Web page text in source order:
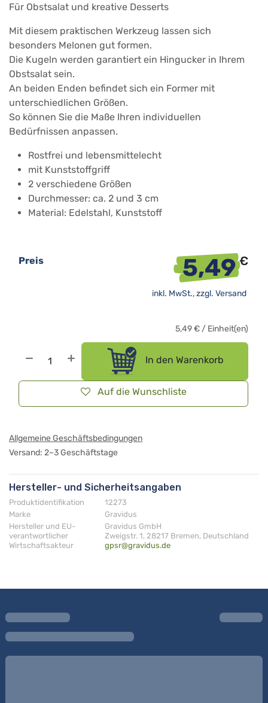
Für Obstsalat und kreative Desserts
Mit diesem praktischen Werkzeug lassen sich
besonders Melonen gut formen.
Die Kugeln werden garantiert ein Hingucker in Ihrem
Obstsalat sein.
An beiden Enden befindet sich ein Former mit
unterschiedlichen Größen.
So können Sie die Maße Ihren individuellen
Bedürfnissen anpassen.
Rostfrei und lebensmittelecht
mit Kunststoffgriff
2 verschiedene Größen
Durchmesser: ca. 2 und 3 cm
Material: Edelstahl, Kunststoff
In den Warenkorb
Auf die Wunschliste
Preis 5,49€
inkl. MwSt., zzgl. Versand
5,49€ / Einheit(en)
Allgemeine Geschäftsbedingungen
Versand: 2–3 Geschäftstage
Hersteller- und Sicherheitsangaben
Produktidentifikation
12273
Marke
Gravidus
Hersteller und EU-
verantwortlicher
Wirtschaftsakteur
Gravidus GmbH
Zweigstr. 1, 28217 Bremen, Deutschland
gpsr@gravidus.de